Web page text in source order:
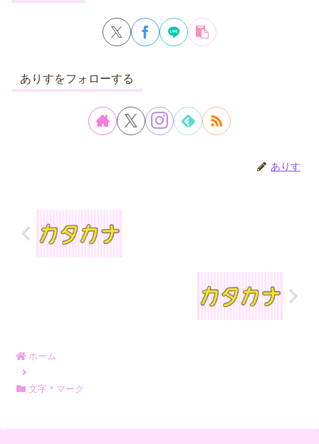
ありすをフォローする
ありす
ホーム
文字＊マーク